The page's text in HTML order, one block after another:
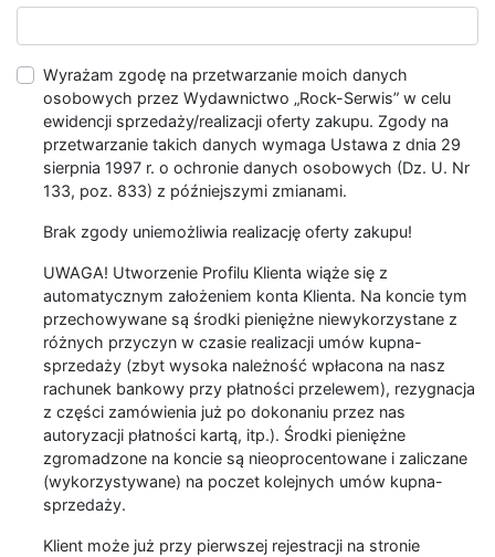
Wyrażam zgodę na przetwarzanie moich danych
osobowych przez Wydawnictwo „Rock-Serwis” w celu
ewidencji sprzedaży/realizacji oferty zakupu. Zgody na
przetwarzanie takich danych wymaga Ustawa z dnia 29
sierpnia 1997 r. o ochronie danych osobowych (Dz. U. Nr
133, poz. 833) z późniejszymi zmianami.
Brak zgody uniemożliwia realizację oferty zakupu!
UWAGA! Utworzenie Profilu Klienta wiąże się z
automatycznym założeniem konta Klienta. Na koncie tym
przechowywane są środki pieniężne niewykorzystane z
różnych przyczyn w czasie realizacji umów kupna-
sprzedaży (zbyt wysoka należność wpłacona na nasz
rachunek bankowy przy płatności przelewem), rezygnacja
z części zamówienia już po dokonaniu przez nas
autoryzacji płatności kartą, itp.). Środki pieniężne
zgromadzone na koncie są nieoprocentowane i zaliczane
(wykorzystywane) na poczet kolejnych umów kupna-
sprzedaży.
Klient może już przy pierwszej rejestracji na stronie